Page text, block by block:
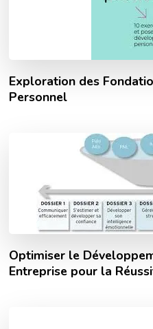
Exploration des
Personnel
Optimiser le
Entreprise pour la